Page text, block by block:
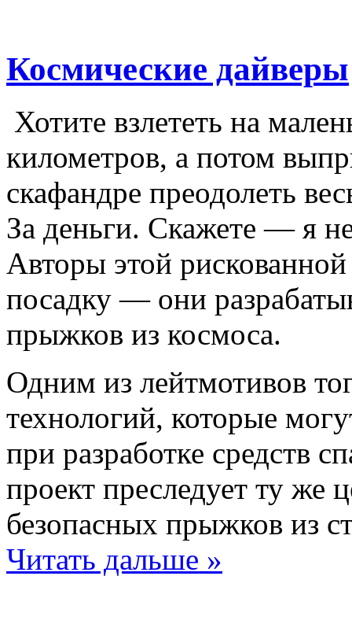
Космические дайверы
Хотите взлететь на
километров, а потом
скафандре преодолеть
За деньги. Скажете — я
Авторы этой
посадку — они
прыжков из космоса.
Одним из лейтмотивов
технологий, которые
при разработке средств
проект преследует ту же
безопасных прыжков из
Читать дальше »